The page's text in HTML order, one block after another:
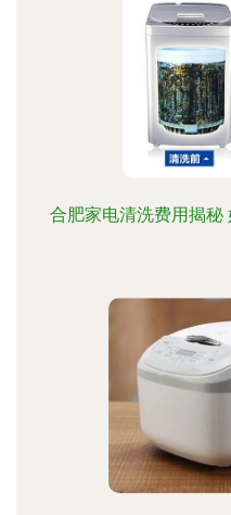
合肥家电清洗费用揭秘